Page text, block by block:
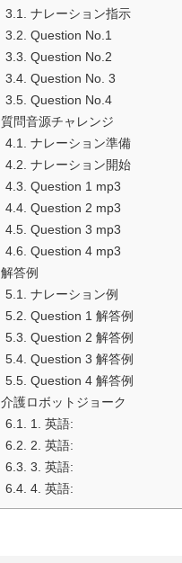
3.1.
ナレーション指示
3.2. Question No.1
3.3. Question No.2
3.4. Question No. 3
3.5. Question No.4
質問音源チャレンジ
4.1.
ナレーション準備
4.2. ナレーション開始
4.3. Question 1 mp3
4.4. Question 2 mp3
4.5. Question 3 mp3
4.6. Question 4 mp3
解答例
5.1.
ナレーション例
5.2. Question 1 解答例
5.3. Question 2 解答例
5.4. Question 3 解答例
5.5. Question 4 解答例
介護ロボットジョーク
6.1.
1. 英語:
6.2.
2. 英語:
6.3. 3. 英語:
6.4. 4. 英語: